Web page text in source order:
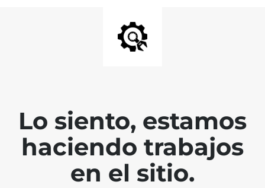
Lo siento, estamos
haciendo trabajos
en el sitio.